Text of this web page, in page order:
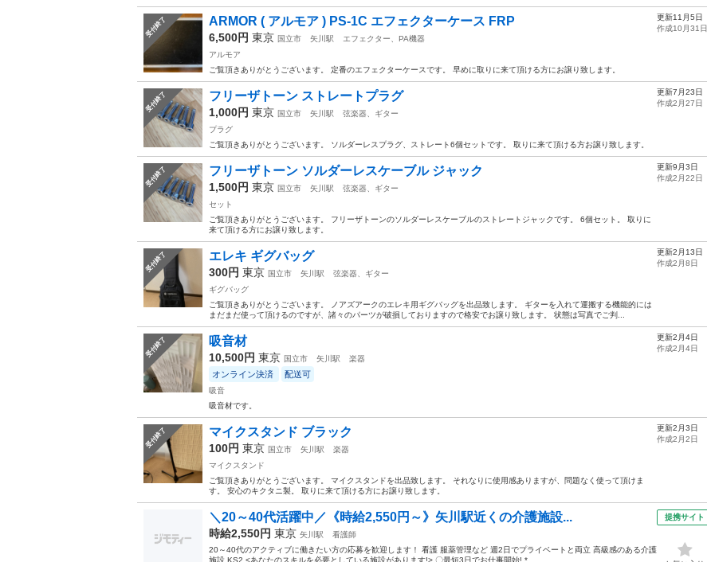
受付終了 ARMOR ( アルモア ) PS-1C エフェクターケース FRP
6,500円 東京 国立市 矢川駅
エフェクター、PA機器
アルモア
ご覧頂きありがとうございます。 定番のエフェクターケースです。 早めに取りに来て頂ける方にお譲り致します。
更新11月5日
作成10月31日
受付終了 フリーザトーン ストレートプラグ
1,000円 東京 国立市 矢川駅
弦楽器、ギター
プラグ
ご覧頂きありがとうございます。 ソルダーレスプラグ、ストレート6個セットです。 取りに来て頂ける方お譲り致します。
更新7月23日
作成2月27日
受付終了 フリーザトーン ソルダーレスケーブル ジャック
1,500円 東京 国立市 矢川駅
弦楽器、ギター
セット
ご覧頂きありがとうございます。 フリーザトーンのソルダーレスケーブルのストレートジャックです。 6個セット。 取りに
来て頂ける方にお譲り致します。
更新9月3日
作成2月22日
受付終了 エレキ ギグバッグ
300円 東京 国立市 矢川駅
弦楽器、ギター
ギグバッグ
ご覧頂きありがとうございます。 ノアズアークのエレキ用ギグバッグを出品致します。 ギターを入れて運搬する機能的には
まだまだ使って頂けるのですが、諸々のパーツが破損しておりますので格安でお譲り致します。 状態は写真でご判...
更新2月13日
作成2月8日
受付終了 吸音材
10,500円 東京 国立市 矢川駅 楽器
オンライン決済 配送可
吸音
吸音材です。
更新2月4日
作成2月4日
受付終了 マイクスタンド ブラック
100円 東京 国立市 矢川駅
楽器
マイクスタンド
ご覧頂きありがとうございます。 マイクスタンドを出品致します。 それなりに使用感ありますが、問題なく使って頂けま
す。 安心のキクタニ製。 取りに来て頂ける方にお譲り致します。
更新2月3日
作成2月2日
＼20～40代活躍中／《時給2,550円～》矢川駅近くの介護施設...
時給2,550円 東京 矢川駅
看護師
20～40代のアクティブに働きたい方の応募を歓迎します！ 看護 服薬管理など 週2日でプライベートと両立 高級感のある介護
施設 KS2 <あなたのスキルを必要としている施設があります!> 〇最短3日でお仕事開始! *...
提携サイト